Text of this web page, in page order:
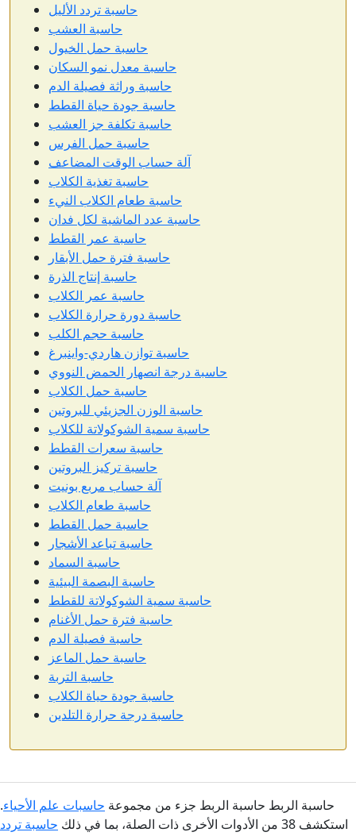
حاسبة تردد الأليل
حاسبة العشب
حاسبة حمل الخيول
حاسبة معدل نمو السكان
حاسبة وراثة فصيلة الدم
حاسبة جودة حياة القطط
حاسبة تكلفة جز العشب
حاسبة حمل الفرس
آلة حساب الوقت المضاعف
حاسبة تغذية الكلاب
حاسبة طعام الكلاب النيء
حاسبة عدد الماشية لكل فدان
حاسبة عمر القطط
حاسبة فترة حمل الأبقار
حاسبة إنتاج الذرة
حاسبة عمر الكلاب
حاسبة دورة حرارة الكلاب
حاسبة حجم الكلب
حاسبة توازن هاردي-واينبرغ
حاسبة درجة انصهار الحمض النووي
حاسبة حمل الكلاب
حاسبة الوزن الجزيئي للبروتين
حاسبة سمية الشوكولاتة للكلاب
حاسبة سعرات القطط
حاسبة تركيز البروتين
آلة حساب مربع بونيت
حاسبة طعام الكلاب
حاسبة حمل القطط
حاسبة تباعد الأشجار
حاسبة السماد
حاسبة البصمة البيئية
حاسبة سمية الشوكولاتة للقطط
حاسبة فترة حمل الأغنام
حاسبة فصيلة الدم
حاسبة حمل الماعز
حاسبة التربة
حاسبة جودة حياة الكلاب
حاسبة درجة حرارة التلدين
حاسبة الربط حاسبة الربط جزء من مجموعة حاسبات علم الأحياء.
استكشف 38 من الأدوات الأخرى ذات الصلة، بما في ذلك
حاسبة تردد